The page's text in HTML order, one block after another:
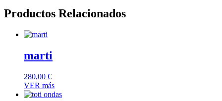
Productos Relacionados
marti
280,00 €
VER más